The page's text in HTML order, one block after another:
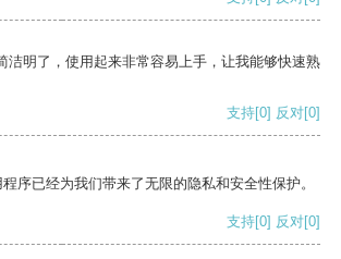
洁明了，使用起来非常容易上手，让我能够快速熟
支持[0] 反对[0]
序已经为我们带来了无限的隐私和安全性保护。
支持[0] 反对[0]